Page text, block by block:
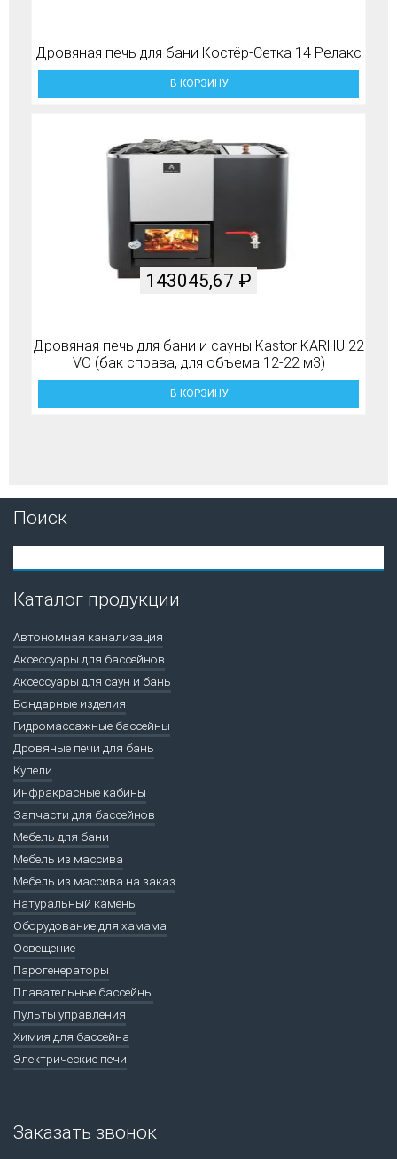
Дровяная печь для бани Костёр-Сетка 14 Релакс
В КОРЗИНУ
Дровяная печь для бани и сауны Kastor KARHU 22
VO (бак справа, для объема 12-22 м3)
143045,67 ₽
В КОРЗИНУ
Поиск
Каталог продукции
Автономная канализация
Аксессуары для бассейнов
Аксессуары для саун и бань
Бондарные изделия
Гидромассажные бассейны
Дровяные печи для бань
Купели
Инфракрасные кабины
Запчасти для бассейнов
Мебель для бани
Мебель из массива
Мебель из массива на заказ
Натуральный камень
Оборудование для хамама
Освещение
Парогенераторы
Плавательные бассейны
Пульты управления
Химия для бассейна
Электрические печи
Заказать звонок